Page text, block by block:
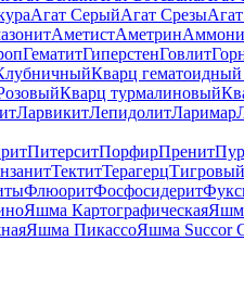
Агат СерыйАгат Срезы
АметистАметрин
ГематитГиперстенГовлит
Кварц гематоидный
Кварц турмалиновый
ЛарвикитЛепидолитЛаримар
ПитерситПорфирПренит
ТектитТерагерцТигровый
ФлюоритФосфосидерит
Яшма Картографическая
Яшма ПикассоЯшма Succor